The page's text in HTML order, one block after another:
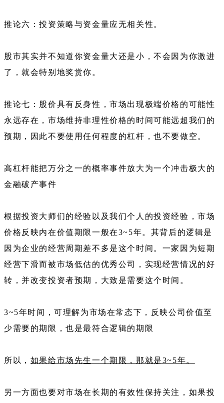
推论六：投资策略与资金量应无相关性。
股市其实并不知道你资金量大还是小，不会因为你激进
了，就会特别地奖赏你。
推论七：股价具有反身性，市场出现极端价格的可能性
永远存在，市场维持非理性价格的时间可能远超我们的
预期，因此不要使用任何程度的杠杆，也不要做空。
高杠杆能把万分之一的概率事件放大为一个冲击极大的
金融破产事件
根据投资大师们的经验以及我们个人的投资经验，市场
价格反映内在价值期限一般在3~5年。其背后的逻辑是
因为企业的经营周期差不多是这个时间。一家因为短期
经营下滑而被市场低估的优秀公司，实现经营情况的好
转，并改变投资者预期，大致是需要这个时间。
3~5年时间，可理解为市场在常态下，反映公司价值至
少需要的期限，也是最符合逻辑的期限
所以， 如果给市场先生一个期限，那就是3~5年。
另一方面也要对市场在长期的有效性保持关注，如果投